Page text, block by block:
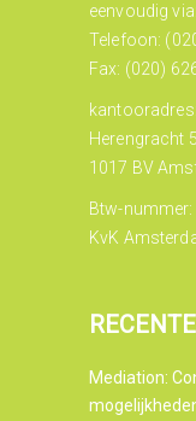
eenvoudig via:
Telefoon:
Fax: (020)
kantooradres:
Herengracht
1017 BV
Btw-
KvK
Mediation: